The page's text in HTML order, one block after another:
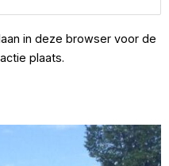
in deze browser voor de
plaats.